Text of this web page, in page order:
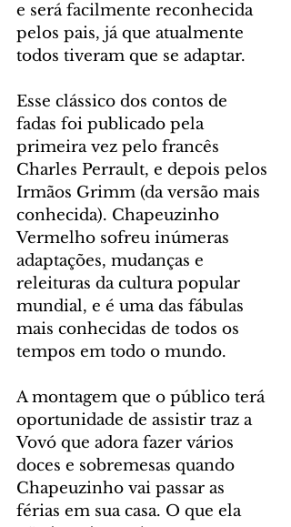
e será facilmente reconhecida
pelos pais, já que atualmente
todos tiveram que se adaptar.
Esse clássico dos contos de
fadas foi publicado pela
primeira vez pelo francês
Charles Perrault, e depois pelos
Irmãos Grimm (da versão mais
conhecida). Chapeuzinho
Vermelho sofreu inúmeras
adaptações, mudanças e
releituras da cultura popular
mundial, e é uma das fábulas
mais conhecidas de todos os
tempos em todo o mundo.
A montagem que o público terá
oportunidade de assistir traz a
Vovó que adora fazer vários
doces e sobremesas quando
Chapeuzinho vai passar as
férias em sua casa. O que ela